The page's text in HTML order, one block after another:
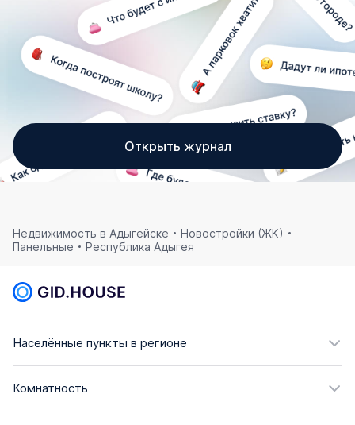
Открыть журнал
Недвижимость в Адыгейске
Новостройки (ЖК)
Панельные
Республика Адыгея
Населённые пункты в регионе
Комнатность